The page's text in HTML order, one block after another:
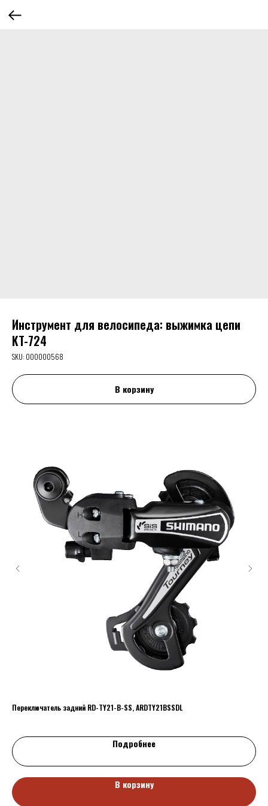
Инструмент для велосипеда: выжимка цепи
KT-724
SKU: 000000568
В корзину
Переключатель задний RD-TY21-B-SS, ARDTY21BSSDL
Подробнее
В корзину